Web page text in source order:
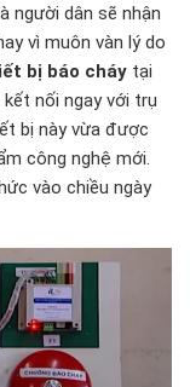
người dân sẽ nhận
vì muôn vàn lý do
bị báo cháy tại
kết nối ngay với trụ
bị này vừa được
công nghệ mới.
vào chiều ngày